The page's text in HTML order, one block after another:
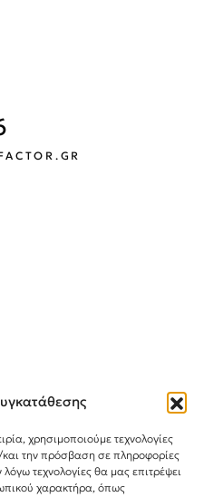
χρησιμοποιούμε τεχνολογίες
την πρόσβαση σε πληροφορίες
τεχνολογίες θα μας επιτρέψει
χαρακτήρα, όπως
Newsletter
και